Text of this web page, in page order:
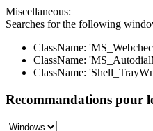
Miscellaneous:
Searches for the following
ClassName:
ClassName:
ClassName:
Recommandations pour